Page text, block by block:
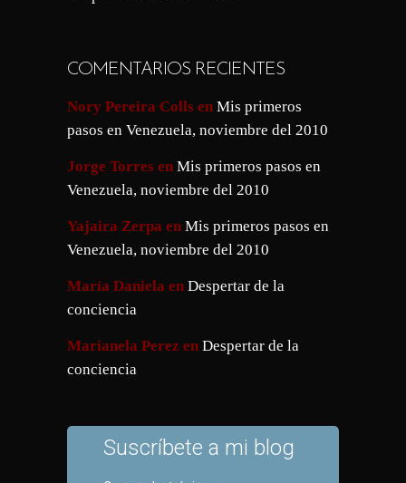
COMENTARIOS RECIENTES
Nory Pereira Colls en Mis primeros
pasos en Venezuela, noviembre del 2010
Jorge Torres en Mis primeros pasos en
Venezuela, noviembre del 2010
Yajaira Zerpa en Mis primeros pasos en
Venezuela, noviembre del 2010
María Daniela en Despertar de la
conciencia
Marianela Perez en Despertar de la
conciencia